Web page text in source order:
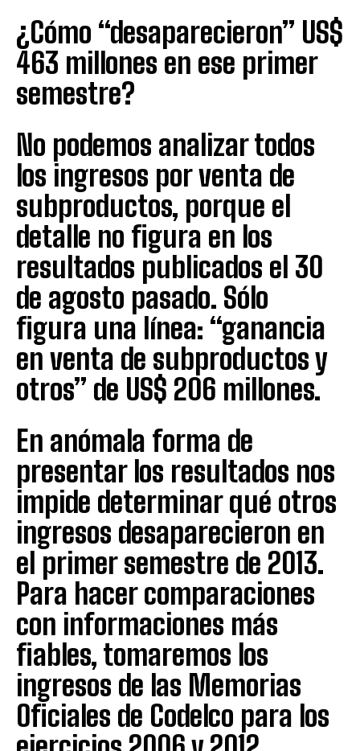
¿Cómo “desaparecieron” US$
463 millones en ese primer
semestre?
No podemos analizar todos
los ingresos por venta de
subproductos, porque el
detalle no figura en los
resultados publicados el 30
de agosto pasado. Sólo
figura una línea: “ganancia
en venta de subproductos y
otros” de US$ 206 millones.
En anómala forma de
presentar los resultados nos
impide determinar qué otros
ingresos desaparecieron en
el primer semestre de 2013.
Para hacer comparaciones
con informaciones más
fiables, tomaremos los
ingresos de las Memorias
Oficiales de Codelco para los